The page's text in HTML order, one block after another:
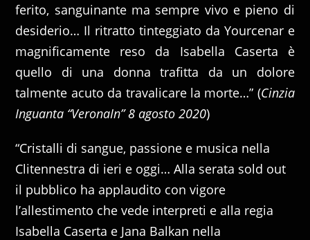
ferito, sanguinante ma sempre vivo e pieno di
desiderio… Il ritratto tinteggiato da Yourcenar e
magnificamente reso da Isabella Caserta è
quello di una donna trafitta da un dolore
talmente acuto da travalicare la morte…” (Cinzia
Inguanta “VeronaIn” 8 agosto 2020)
“Cristalli di sangue, passione e musica nella
Clitennestra di ieri e oggi… Alla serata sold out
il pubblico ha applaudito con vigore
l’allestimento che vede interpreti e alla regia
Isabella Caserta e Jana Balkan nella